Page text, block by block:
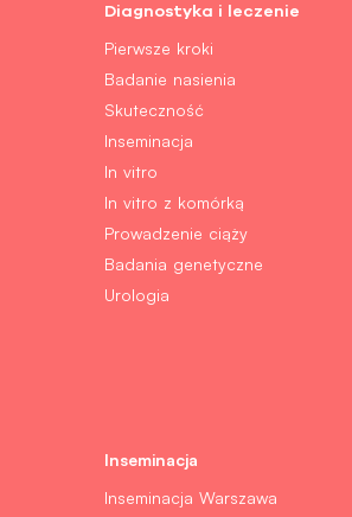
Diagnostyka i leczenie
Pierwsze kroki
Badanie nasienia
Skuteczność
Inseminacja
In vitro
In vitro z komórką
Prowadzenie ciąży
Badania genetyczne
Urologia
Inseminacja
Inseminacja Warszawa